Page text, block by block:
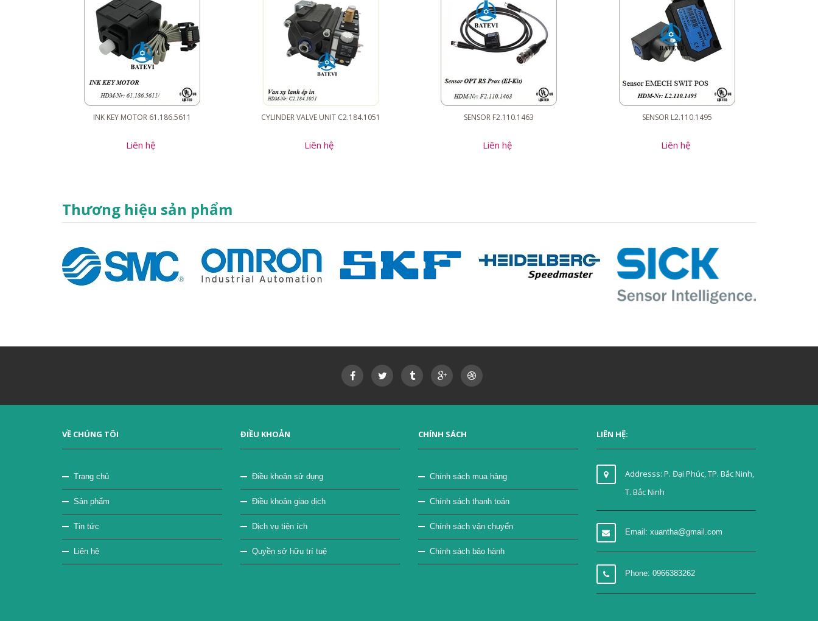
INK KEY MOTOR 61.186.5611
Liên hệ
CYLINDER VALVE UNIT C2.184.1051
Liên hệ
SENSOR F2.110.1463
Liên hệ
SENSOR L2.110.1495
Liên hệ
Thương hiệu sản phẩm
VỀ CHÚNG TÔI
Trang chủ
Sản phẩm
Tin tức
Liên hệ
ĐIỀU KHOẢN
Điều khoản sử dụng
Điều khoản giao dịch
Dịch vụ tiện ích
Quyền sở hữu trí tuệ
CHÍNH SÁCH
Chính sách mua hàng
Chính sách thanh toán
Chính sách vận chuyển
Chính sách bảo hành
LIÊN HỆ:
Addresss: P. Đại Phúc, TP. Bắc Ninh,
T. Bắc Ninh
Email: xuantha@gmail.com
Phone: 0966383262